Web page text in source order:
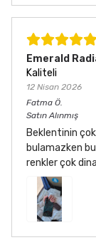
Emerald
Kaliteli
12 Nisan 2026
Fatma Ö.
Satın Alınmış
Beklentinin
bulamazken
renkler çok